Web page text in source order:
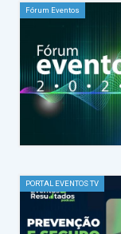
Fórum Eventos
PORTAL EVENTOS TV